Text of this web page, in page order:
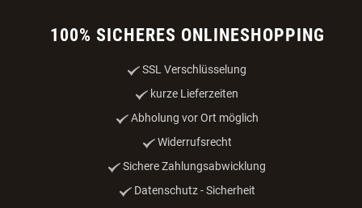
100% SICHERES ONLINESHOPPING
SSL Verschlüsselung
kurze Lieferzeiten
Abholung vor Ort möglich
Widerrufsrecht
Sichere Zahlungsabwicklung
Datenschutz - Sicherheit